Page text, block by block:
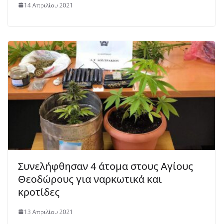
14 Απριλίου 2021
Συνελήφθησαν 4 άτομα στους Αγίους
Θεοδώρους για ναρκωτικά και
κροτίδες
13 Απριλίου 2021